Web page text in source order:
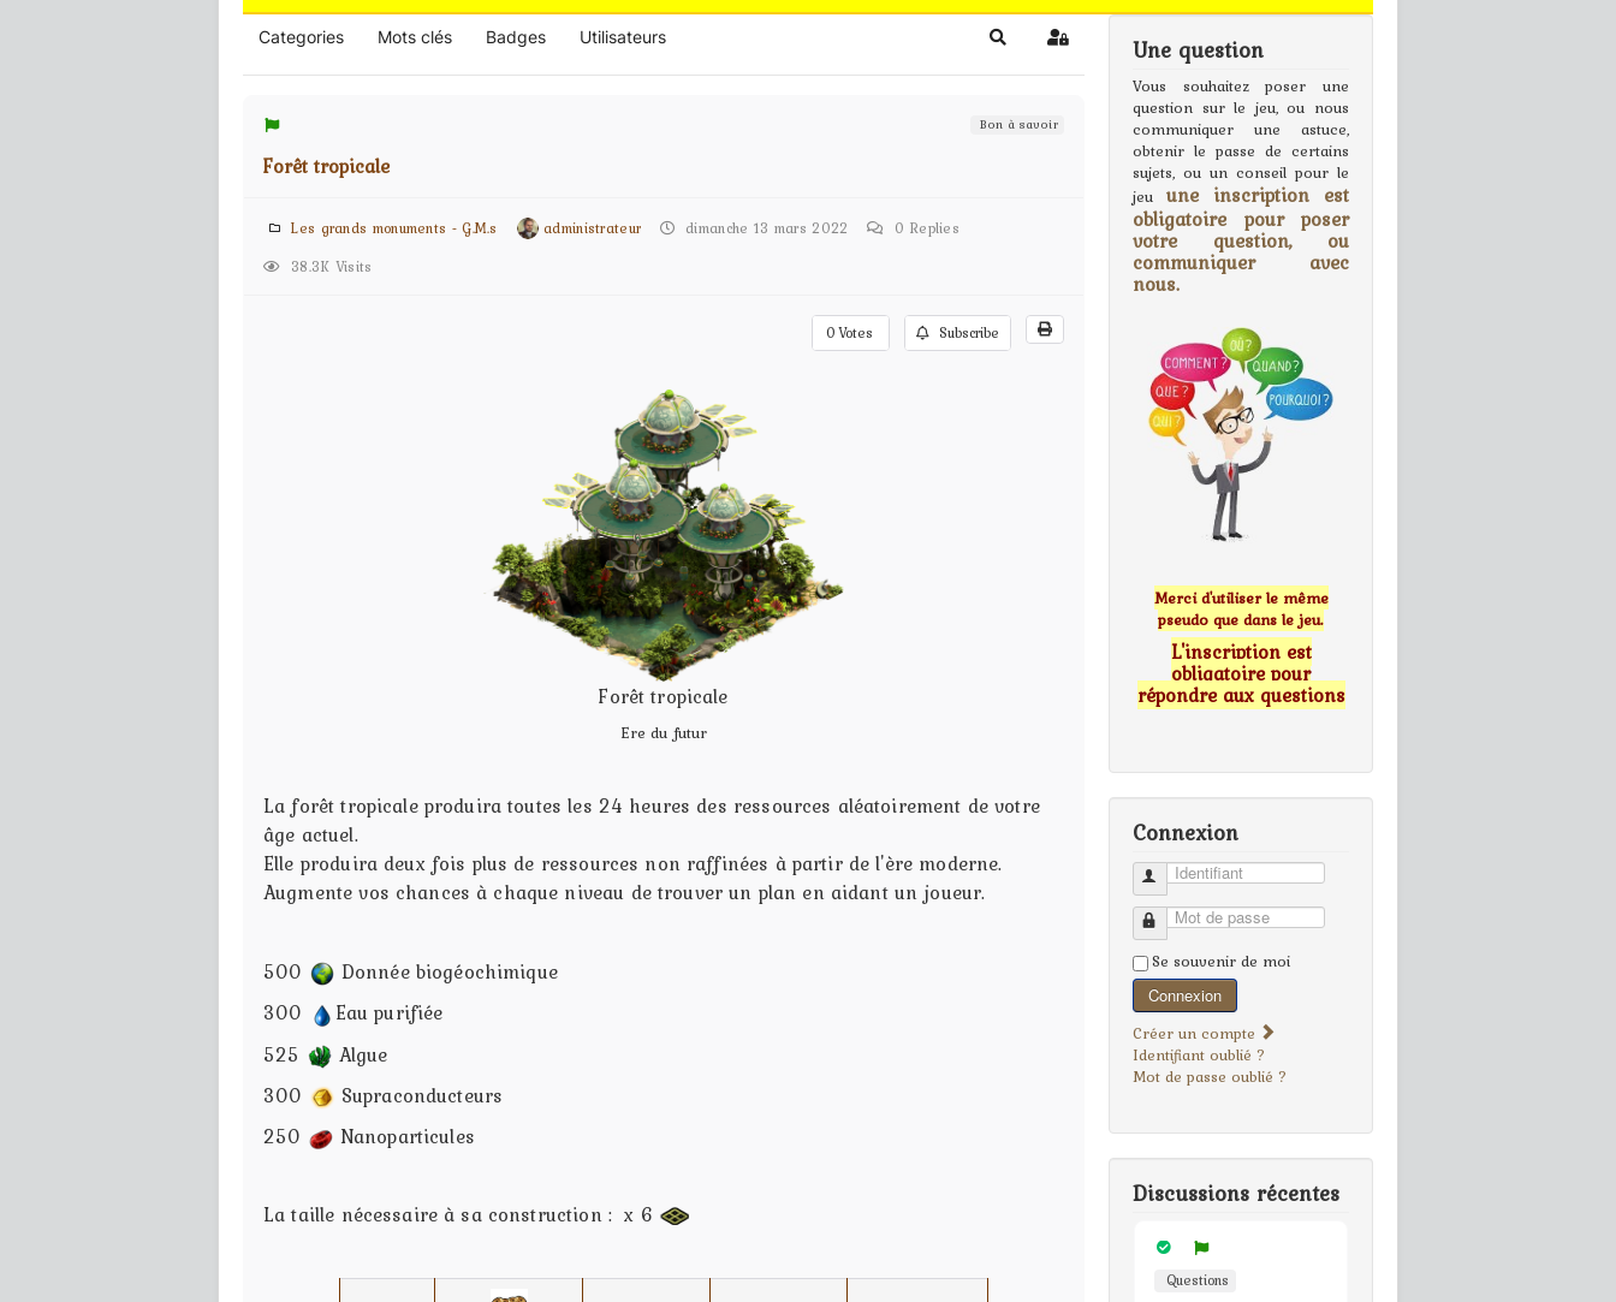
Categories Mots clés Badges Utilisateurs Search Sign In
Bon à savoir
Forêt tropicale
Les grands monuments - G.M.s administrateur dimanche 13 mars 2022 0 Replies
38.3K Visits
0Votes Subscribe
Forêt tropicale
Ere du futur
La forêt tropicale produira toutes les 24 heures des ressources aléatoirement de votre
âge actuel.
Elle produira deux fois plus de ressources non raffinées à partir de l'ère moderne.
Augmente vos chances à chaque niveau de trouver un plan en aidant un joueur.
500
Donnée biogéochimique
300
Eau purifiée
525
Algue
300
Supraconducteurs
250
Nanoparticules
La taille nécessaire à sa construction : x 6
Une question
Vous souhaitez poser une
question sur le jeu, ou nous
communiquer une astuce,
obtenir le passe de certains
sujets, ou un conseil pour le
jeu une inscription est
obligatoire pour poser
votre question, ou
communiquer avec
nous.
Merci d'utiliser le même
pseudo que dans le jeu.
L'inscription est
obligatoire pour
répondre aux questions
Connexion
Identifiant
Mot de passe
Se souvenir de moi
Connexion
Créer un compte
Identifiant oublié ?
Mot de passe oublié ?
Discussions récentes
Questions